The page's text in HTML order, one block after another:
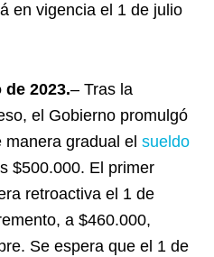
en vigencia el 1 de julio
de 2023.– Tras la
el Gobierno promulgó
gradual el sueldo
$500.000. El primer
retroactiva el 1 de
a $460.000,
Se espera que el 1 de